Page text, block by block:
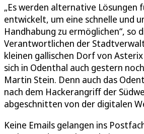
„Es werden alternative Lösungen
entwickelt, um eine schnelle und
Handhabung zu ermöglichen“, so
Verantwortlichen der
kleinen gallischen Dorf von
sich in Odenthal auch gestern
Martin Stein. Denn auch das
nach dem Hackerangriff der
abgeschnitten von der digitalen
Keine Emails gelangen ins